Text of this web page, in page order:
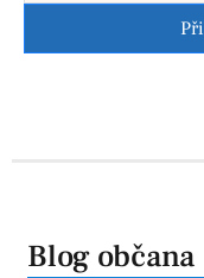
Blog občana